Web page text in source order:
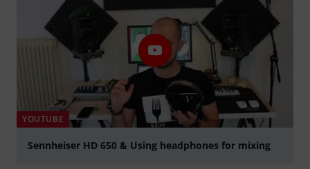
YOUTUBE
Sennheiser HD 650 & Using headphones for mixing